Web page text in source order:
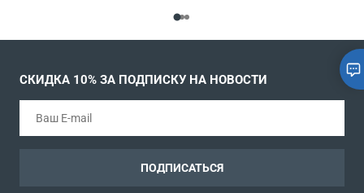
СКИДКА 10% ЗА ПОДПИСКУ НА НОВОСТИ
ПОДПИСАТЬСЯ